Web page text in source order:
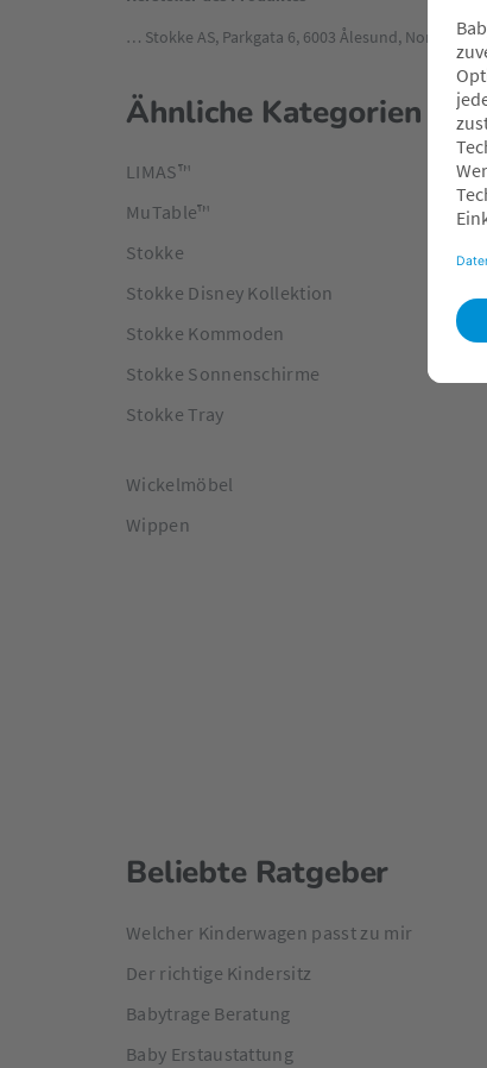
… Stokke AS, Parkgata 6, 6003 Ålesund, Norway,
Ähnliche Kategorien
LIMAS™
MuTable™
Stokke
Stokke Disney Kollektion
Stokke Kommoden
Stokke Sonnenschirme
Stokke Tray
Wickelmöbel
Wippen
Beliebte Ratgeber
Welcher Kinderwagen passt zu mir
Der richtige Kindersitz
Babytrage Beratung
Baby Erstaustattung